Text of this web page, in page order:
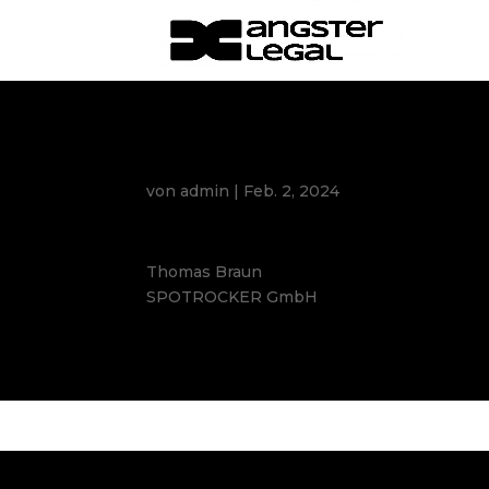
vonadmin | Feb. 2, 2024
Thomas Braun
SPOTROCKER GmbH